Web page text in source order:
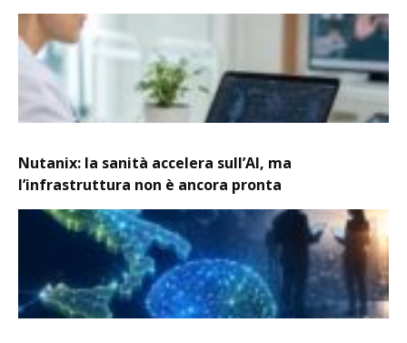
Nutanix: la sanità accelera sull’AI, ma
l’infrastruttura non è ancora pronta